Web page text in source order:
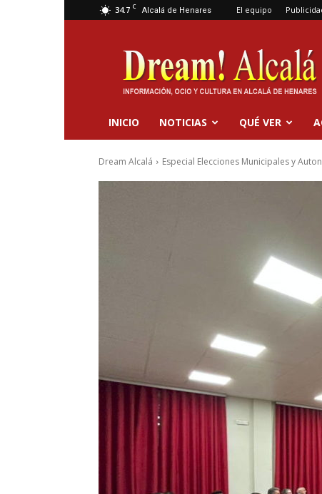
34.7 C Alcalá de Henares El equipo
Dream
Alcalá
INICIO NOTICIAS QUÉ VER
Dream Alcalá Especial Elecciones Municipales y